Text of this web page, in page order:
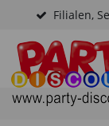
Filialen,